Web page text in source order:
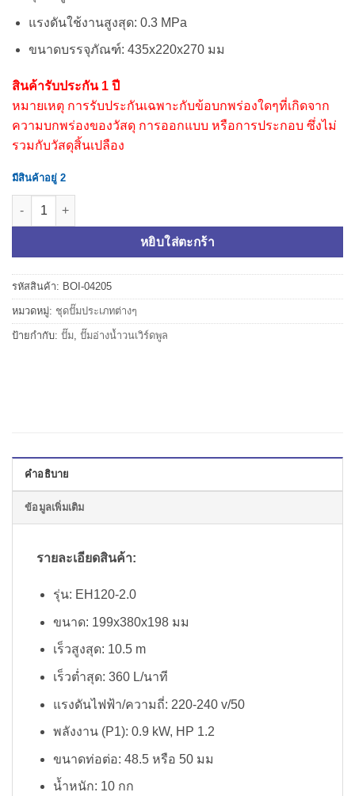
แรงดันใช้งานสูงสุด: 0.3 MPa
ขนาดบรรจุภัณฑ์: 435x220x270 มม
สินค้ารับประกัน 1 ปี
หมายเหตุ การรับประกันเฉพาะกับข้อบกพร่องใดๆที่เกิดจาก
ความบกพร่องของวัสดุ การออกแบบ หรือการประกอบ ซึ่งไม่
รวมกับวัสดุสิ้นเปลือง
มีสินค้าอยู่ 2
จำนวน LX ปั๊มอ่างน้ำวนเวิร์ดพูล พร้อมกับระบบปรับความร้อน EH120-
หยิบใส่ตะกร้า
รหัสสินค้า: BOI-04205
หมวดหมู่: ชุดปั๊มประเภทต่างๆ
ป้ายกำกับ: ปั๊ม ปั๊มอ่างน้ำวนเวิร์ดพูล
คำอธิบาย
ข้อมูลเพิ่มเติม
รายละเอียดสินค้า:
รุ่น: EH120-2.0
ขนาด: 199x380x198 มม
เร็วสูงสุด: 10.5 m
เร็วต่ำสุด: 360 L/นาที
แรงดันไฟฟ้า/ความถี่: 220-240 v/50
พลังงาน (P1): 0.9 kW, HP 1.2
ขนาดท่อต่อ: 48.5 หรือ 50 มม
น้ำหนัก: 10 กก